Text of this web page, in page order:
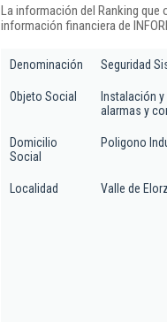
La información del Ranking que
información financiera de
Denominación Seguridad
Objeto Social
Instalación
alarmas y
Domicilio
Social
Poligono
Localidad Valle de